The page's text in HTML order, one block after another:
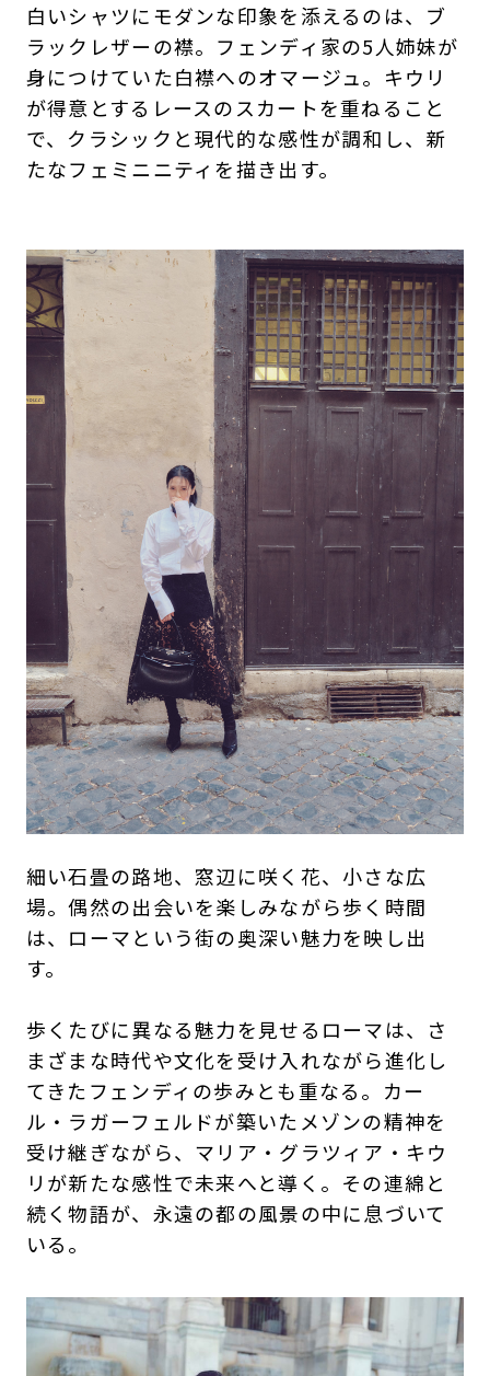
白いシャツにモダンな印象を添えるのは、ブ
ラックレザーの襟。フェンディ家の5人姉妹が
身につけていた白襟へのオマージュ。キウリ
が得意とするレースのスカートを重ねること
で、クラシックと現代的な感性が調和し、新
たなフェミニニティを描き出す。
細い石畳の路地、窓辺に咲く花、小さな広
場。偶然の出会いを楽しみながら歩く時間
は、ローマという街の奥深い魅力を映し出
す。
歩くたびに異なる魅力を見せるローマは、さ
まざまな時代や文化を受け入れながら進化し
てきたフェンディの歩みとも重なる。カー
ル・ラガーフェルドが築いたメゾンの精神を
受け継ぎながら、マリア・グラツィア・キウ
リが新たな感性で未来へと導く。その連綿と
続く物語が、永遠の都の風景の中に息づいて
いる。